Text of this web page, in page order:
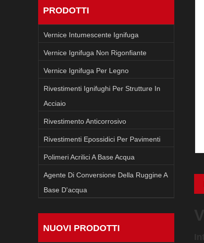
PRODOTTI
Vernice Intumescente Ignifuga
Vernice Ignifuga Non Rigonfiante
Vernice Ignifuga Per Legno
Rivestimenti Ignifughi Per Strutture In
Acciaio
Rivestimento Anticorrosivo
Rivestimenti Epossidici Per Pavimenti
Polimeri Acrilici A Base Acqua
Agente Di Conversione Della Ruggine A
Base D'acqua
NUOVI PRODOTTI